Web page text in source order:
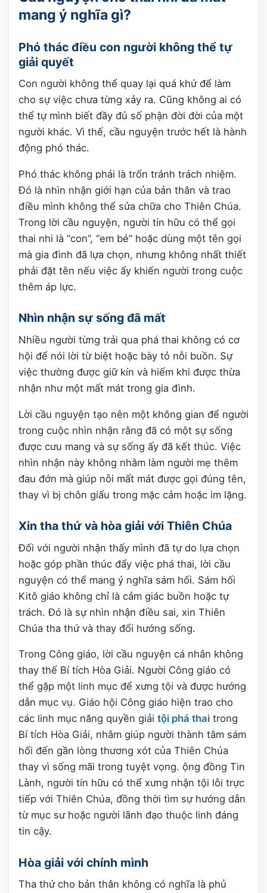
mang ý nghĩa gì?
Phó thác điều con người không thể tự
giải quyết
Con người không thể quay lại quá khứ để làm
cho sự việc chưa từng xảy ra. Cũng không ai có
thể tự mình biết đầy đủ số phận đời đời của một
người khác. Vì thế, cầu nguyện trước hết là hành
động phó thác.
Phó thác không phải là trốn tránh trách nhiệm.
Đó là nhìn nhận giới hạn của bản thân và trao
điều mình không thể sửa chữa cho Thiên Chúa.
Trong lời cầu nguyện, người tín hữu có thể gọi
thai nhi là “con”, “em bé” hoặc dùng một tên gọi
mà gia đình đã lựa chọn, nhưng không nhất thiết
phải đặt tên nếu việc ấy khiến người trong cuộc
thêm áp lực.
Nhìn nhận sự sống đã mất
Nhiều người từng trải qua phá thai không có cơ
hội để nói lời từ biệt hoặc bày tỏ nỗi buồn. Sự
việc thường được giữ kín và hiếm khi được thừa
nhận như một mất mát trong gia đình.
Lời cầu nguyện tạo nên một không gian để người
trong cuộc nhìn nhận rằng đã có một sự sống
được cưu mang và sự sống ấy đã kết thúc. Việc
nhìn nhận này không nhằm làm người mẹ thêm
đau đớn mà giúp nỗi mất mát được gọi đúng tên,
thay vì bị chôn giấu trong mặc cảm hoặc im lặng.
Xin tha thứ và hòa giải với Thiên Chúa
Đối với người nhận thấy mình đã tự do lựa chọn
hoặc góp phần thúc đẩy việc phá thai, lời cầu
nguyện có thể mang ý nghĩa sám hối. Sám hối
Kitô giáo không chỉ là cảm giác buồn hoặc tự
trách. Đó là sự nhìn nhận điều sai, xin Thiên
Chúa tha thứ và thay đổi hướng sống.
Trong Công giáo, lời cầu nguyện cá nhân không
thay thế Bí tích Hòa Giải. Người Công giáo có
thể gặp một linh mục để xưng tội và được hướng
dẫn mục vụ. Giáo hội Công giáo hiện trao cho
các linh mục năng quyền giải tội phá thai trong
Bí tích Hòa Giải, nhằm giúp người thành tâm sám
hối đến gần lòng thương xót của Thiên Chúa
thay vì sống mãi trong tuyệt vọng. ộng đồng Tin
Lành, người tín hữu có thể xưng nhận tội lỗi trực
tiếp với Thiên Chúa, đồng thời tìm sự hướng dẫn
từ mục sư hoặc người lãnh đạo thuộc linh đáng
tin cậy.
Hòa giải với chính mình
Tha thứ cho bản thân không có nghĩa là phủ